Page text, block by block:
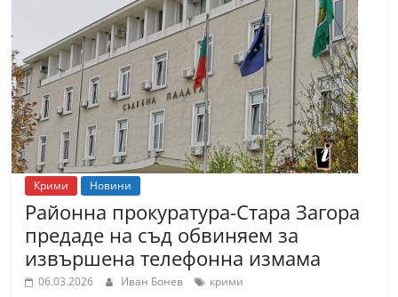
Крими Новини
Районна прокуратура-Стара Загора
предаде на съд обвиняем за
извършена телефонна измама
06.03.2026 Иван Бонев крими